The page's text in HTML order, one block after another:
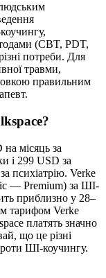
(CBT, PDT,
потреби. Для
травми,
правильним
місяць за
і 299 USD за
психіатрію. Verke
— Premium) за ШІ-
приблизно у 28–
тарифом Verke
платять значно
що це різні
ШІ-коучингу.